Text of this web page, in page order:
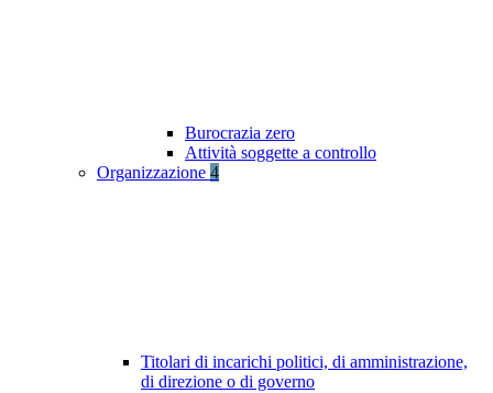
Burocrazia zero
Attività soggette a controllo
Organizzazione 4
Titolari di incarichi politici, di amministrazione,
di direzione o di governo